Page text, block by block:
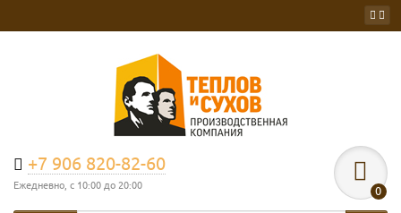
+7 906 820-82-60
Ежедневно, с 10:00 до 20:00 0